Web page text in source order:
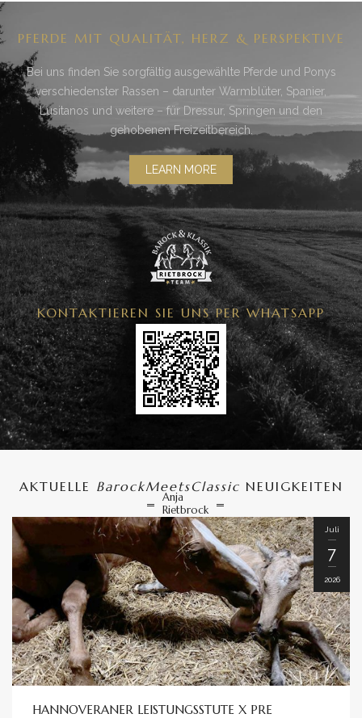
PFERDE MIT QUALITÄT, HERZ & PERSPEKTIVE
Bei uns finden Sie sorgfältig ausgewählte Pferde und Ponys
verschiedenster Rassen – darunter Warmblüter, Spanier,
Lusitanos und weitere – für Dressur, Springen und den
gehobenen Freizeitbereich.
LEARN MORE
KONTAKTIEREN SIE UNS PER WHATSAPP
AKTUELLE BarockMeetsClassic NEUIGKEITEN
Anja
Rietbrock
Juli
7
2026
HANNOVERANER LEISTUNGSSTUTE X PRE